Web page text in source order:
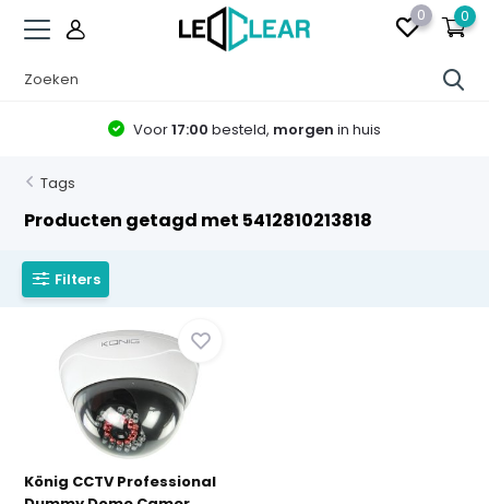
0 0
Voor17:00 besteld, morgen in huis
Tags
Producten getagd met 5412810213818
Filters
König CCTV Professional